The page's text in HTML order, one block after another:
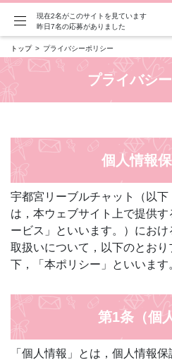
現在2名がこのサイトを見ています
昨日7名の応募がありました
トップ プライバシーポリシー
プライバシ
個人情報
宇都宮リーブルチャット（以下
は，本ウェブサイト上で提供
ービス」といいます。）にお
取扱いについて，以下のとお
下，「本ポリシー」といいます
第1条（個
「個人情報」とは，個人情報